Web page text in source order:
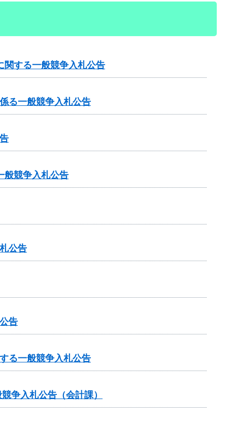
関する一般競争入札公告
る一般競争入札公告
般競争入札公告
公告
告
る一般競争入札公告
争入札公告（会計課）